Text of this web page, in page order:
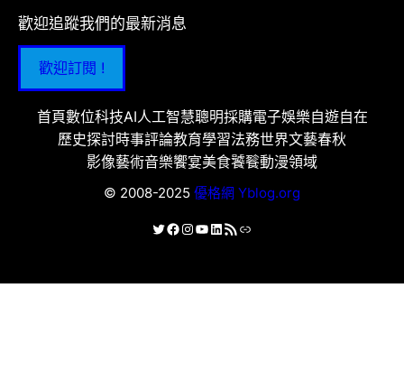
歡迎追蹤我們的最新消息
歡迎訂閱 !
首頁數位科技AI人工智慧聰明採購電子娛樂自遊自在
歷史探討時事評論教育學習法務世界文藝春秋
影像藝術音樂饗宴美食饕餮動漫領域
© 2008-2025 優格網 Yblog.org
X Facebook
Instagram
YouTube
LinkedIn
RSS 資訊提供連結